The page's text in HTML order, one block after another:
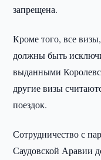
запрещена.
Кроме того, все
должны быть
выданными
другие визы
поездок.
Сотрудничество с
Саудовской Аравии